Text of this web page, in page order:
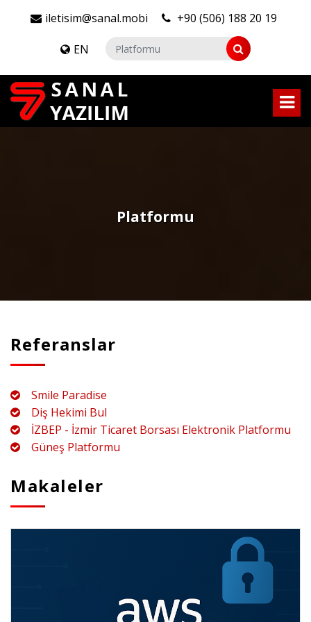
iletisim@sanal.mobi +90 (506) 188 20 19
EN
Platformu
Referanslar
Smile Paradise
Diş Hekimi Bul
İZBEP - İzmir Ticaret Borsası Elektronik Platformu
Güneş Platformu
Makaleler